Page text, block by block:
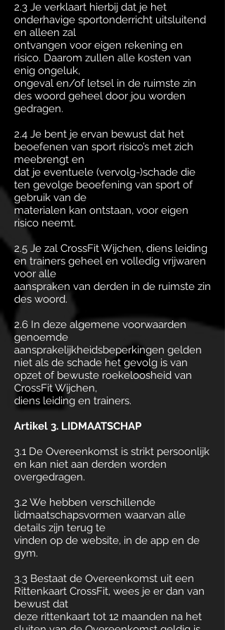
2.3 Je verklaart hierbij dat je het
onderhavige sportonderricht uitsluitend
en alleen zal
ontvangen voor eigen rekening en
risico. Daarom zullen alle kosten van
enig ongeluk,
ongeval en/of letsel in de ruimste zin
des woord geheel door jou worden
gedragen.
2.4 Je bent je ervan bewust dat het
beoefenen van sport risico’s met zich
meebrengt en
dat je eventuele (vervolg-)schade die
ten gevolge beoefening van sport of
gebruik van de
materialen kan ontstaan, voor eigen
risico neemt.
2.5 Je zal CrossFit Wijchen, diens leiding
en trainers geheel en volledig vrijwaren
voor alle
aanspraken van derden in de ruimste zin
des woord.
2.6 In deze algemene voorwaarden
genoemde
aansprakelijkheidsbeperkingen gelden
niet als de schade het gevolg is van
opzet of bewuste roekeloosheid van
CrossFit Wijchen,
diens leiding en trainers.
Artikel 3. LIDMAATSCHAP
3.1 De Overeenkomst is strikt persoonlijk
en kan niet aan derden worden
overgedragen.
3.2 We hebben verschillende
lidmaatschapsvormen waarvan alle
details zijn terug te
vinden op de website, in de app en de
gym.
3.3 Bestaat de Overeenkomst uit een
Rittenkaart CrossFit, wees je er dan van
bewust dat
deze rittenkaart tot 12 maanden na het